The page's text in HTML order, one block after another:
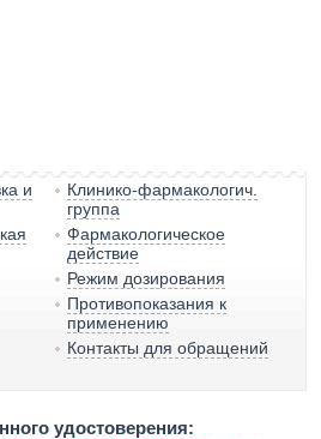
и
Клинико-фармакологич.
группа
Фармакологическое
действие
Режим дозирования
Противопоказания к
применению
Контакты для обращений
удостоверения: